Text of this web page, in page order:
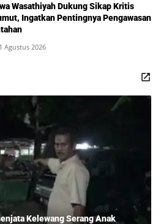
Wasathiyah Dukung Sikap Kritis
Ingatkan Pentingnya Pengawasan
1 Agustus 2026
Kelewang Serang Anak